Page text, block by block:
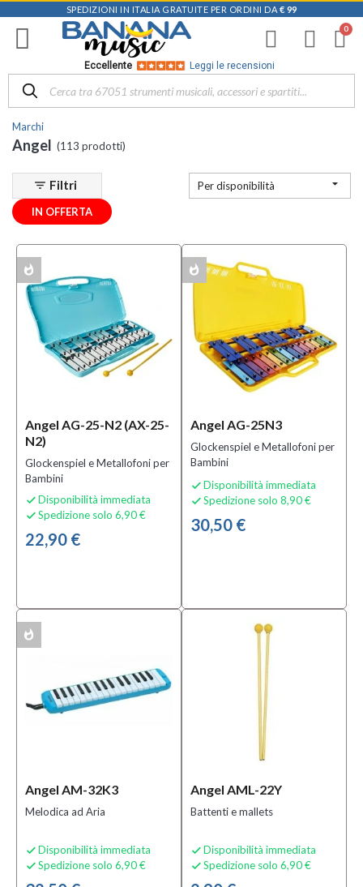
SPEDIZIONI IN ITALIA GRATUITE PER ORDINI DA € 99
Eccellente Leggi le recensioni
Marchi
Angel (113 prodotti)
Filtra
i
risultati
Disponibile
in
Negozio
Music |
Vicenza
(19)
| Altavilla
Vicentina
(15)
Mezzanota
| Bassano
del Grappa
Mezzanota
Categoria
Altri
a Fiato(8)
a Bocca (4)
(10)
Sottocategoria
Altri
Bocchini
Armoniche
Diatoniche
IN OFFERTA
filter_list Filtri Per disponibilità 
Angel AG-25-N2 (AX-25-
N2)
Glockenspiel e Metallofoni per
Bambini
 Disponibilità immediata
 Spedizione solo 6,90 €
22,90 €
whatshot
Angel AG-25N3
Glockenspiel e Metallofoni per
Bambini
 Disponibilità immediata
 Spedizione solo 8,90 €
30,50 €
whatshot
Angel AM-32K3
Melodica ad Aria
 Disponibilità immediata
 Spedizione solo 6,90 €
whatshot
Angel AML-22Y
Battenti e mallets
 Disponibilità immediata
 Spedizione solo 6,90 €